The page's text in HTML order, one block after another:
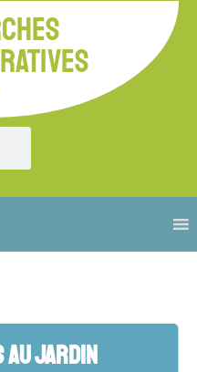
AU JARDIN